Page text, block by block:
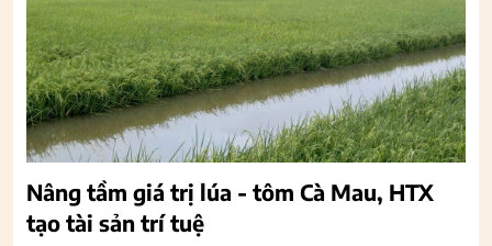
Nâng tầm giá trị lúa - tôm Cà Mau, HTX
tạo tài sản trí tuệ